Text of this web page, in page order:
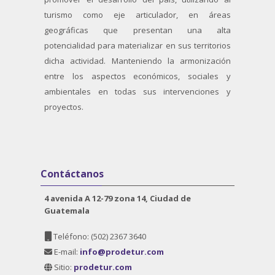
turismo como eje articulador, en áreas
geográficas que presentan una alta
potencialidad para materializar en sus territorios
dicha actividad. Manteniendo la armonización
entre los aspectos económicos, sociales y
ambientales en todas sus intervenciones y
proyectos.
Contáctanos
4 avenida A 12-79 zona 14, Ciudad de
Guatemala
Teléfono: (502) 2367 3640
E-mail: info@prodetur.com
Sitio: prodetur.com